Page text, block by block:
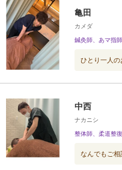
亀田
カメダ
鍼灸師、あマ指
ひとり一人
中西
ナカニシ
整体師、柔道整
なんでもご相